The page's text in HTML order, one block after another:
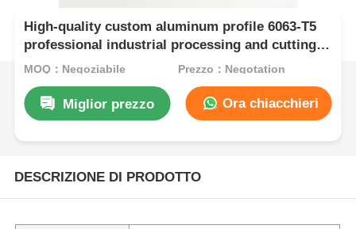
High-quality custom aluminum profile 6063-T5
professional industrial processing and cutting
services from one factory
MOQ：Negoziabile Prezzo：Negotation
Miglior prezzo Ora chiacchieri
DESCRIZIONE DI PRODOTTO